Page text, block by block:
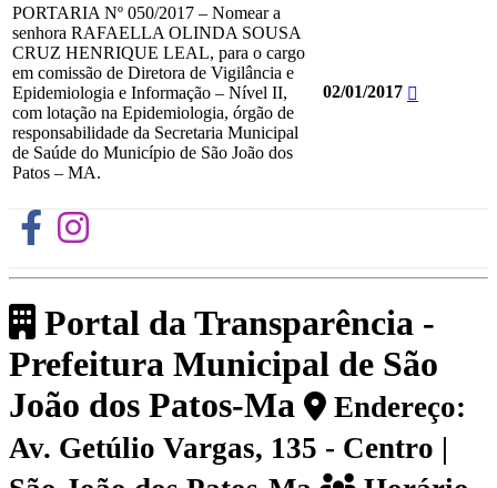
PORTARIA Nº 050/2017 – Nomear a
senhora RAFAELLA OLINDA SOUSA
CRUZ HENRIQUE LEAL, para o cargo
em comissão de Diretora de Vigilância e
Epidemiologia e Informação – Nível II,
com lotação na Epidemiologia, órgão de
responsabilidade da Secretaria Municipal
de Saúde do Município de São João dos
Patos – MA.
02/01/2017
Portal da Transparência -
Prefeitura Municipal de São
João dos Patos-Ma
Endereço:
Av. Getúlio Vargas, 135 - Centro |